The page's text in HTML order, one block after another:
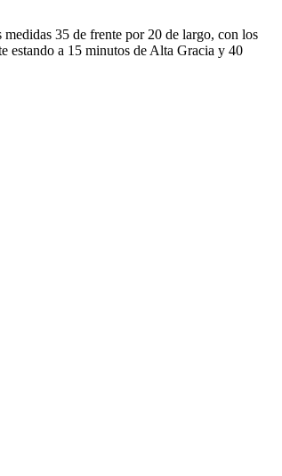
35 de frente por 20 de largo, con los
estando a 15 minutos de Alta Gracia y 40